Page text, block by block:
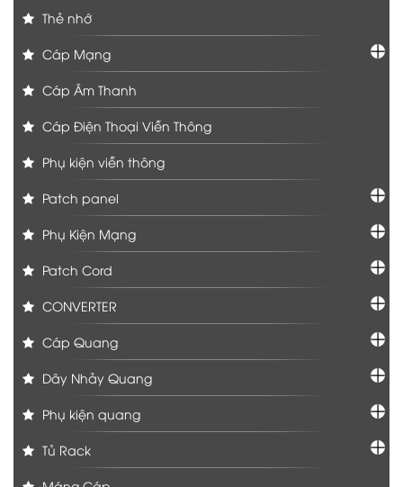
Thẻ nhớ
Cáp Mạng
Cáp Âm Thanh
Cáp Điện Thoại Viễn Thông
Phụ kiện viễn thông
Patch panel
Phụ Kiện Mạng
Patch Cord
CONVERTER
Cáp Quang
Dây Nhảy Quang
Phụ kiện quang
Tủ Rack